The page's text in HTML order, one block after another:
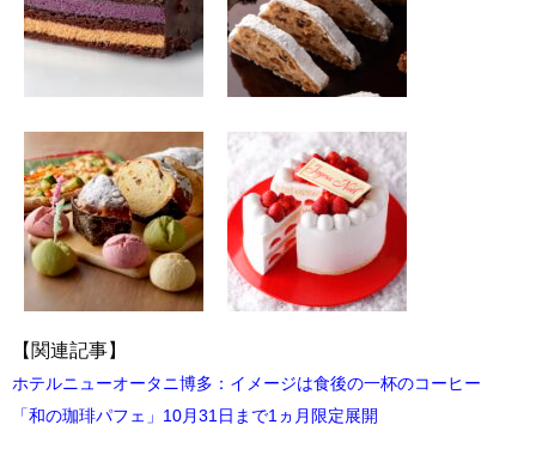
【関連記事】
ホテルニューオータニ博多：イメージは食後の一杯のコーヒー
「和の珈琲パフェ」10月31日まで1ヵ月限定展開